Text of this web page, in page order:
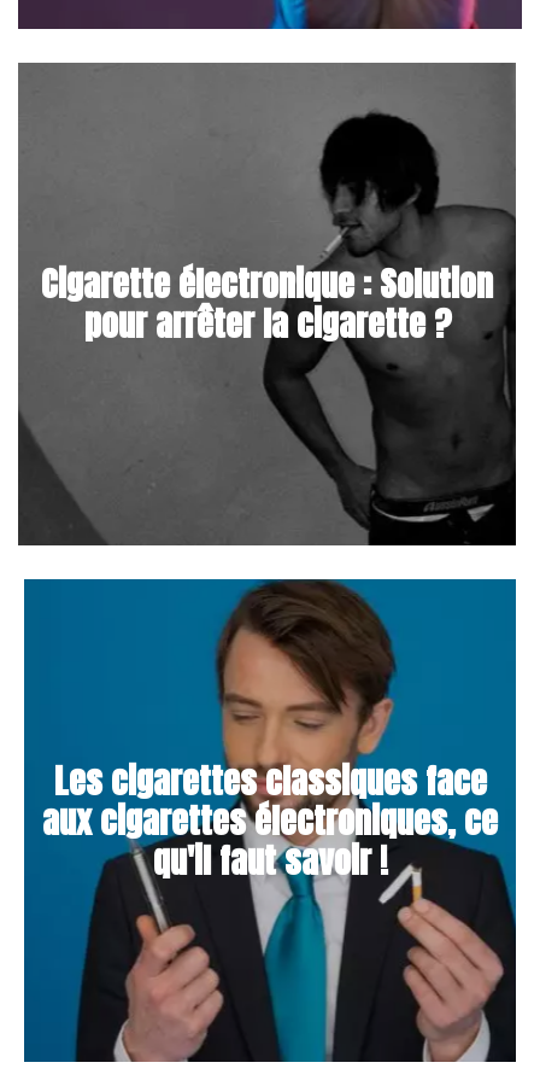
Cigarette électronique : Solution
pour arrêter la cigarette ?
Les cigarettes classiques face
aux cigarettes électroniques, ce
qu'il faut savoir !